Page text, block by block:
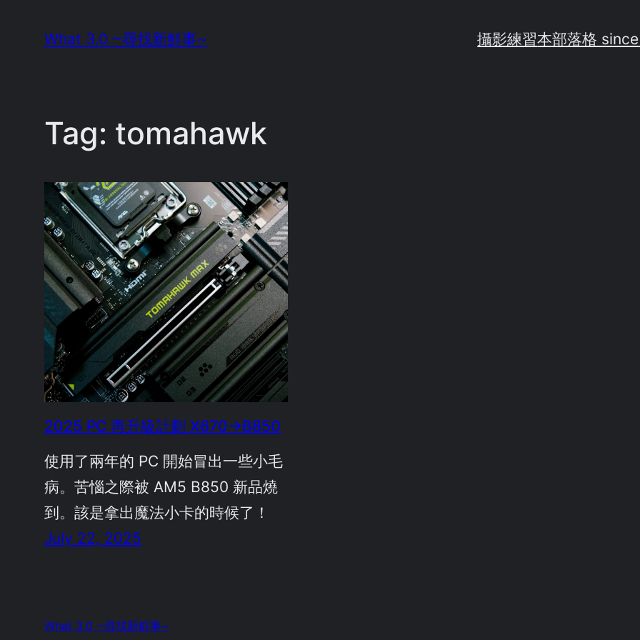
What 3.0 ~尋找新鮮事~ 攝影練習本部落格
Tag: tomahawk
2025 PC 再升級計劃 X670→B850
使用了兩年的 PC 開始冒出一些小毛
病。苦惱之際被 AM5 B850 新品燒
到。該是拿出魔法小卡的時候了！
July 22, 2025
What 3.0 ~尋找新鮮事~